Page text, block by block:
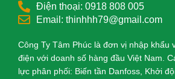
Điện thoại: 0918 808 005
Email: thinhhh79@gmail.com
Công Ty Tâm Phúc là đơn vị nhập khẩu
điện với doanh số hàng đầu Việt Nam.
lực phân phối: Biến tần Danfoss, Khởi